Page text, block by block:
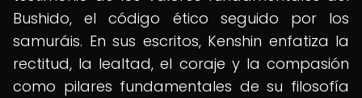
Bushido, el código ético seguido por los
samuráis. En sus escritos, Kenshin enfatiza la
rectitud, la lealtad, el coraje y la compasión
como pilares fundamentales de su filosofía